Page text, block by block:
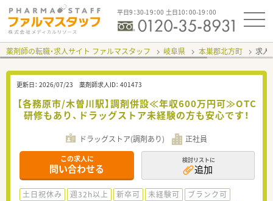
平日9：30-19：00 土日10：00-19：00
薬剤師の転職・求人サイト ファルマスタッフ 岐阜県 本巣郡北方町 求人
更新日： 2026/07/23 薬剤師求人ID： 401473
【各務原市/木曽川駅】調剤併設≪年収600万円可≫OTC
研修もあり、ドラッグストア未経験の方も安心です！
ドラッグストア(調剤あり) 正社員
この求人に
問い合わせる
検討リストに
追加
土日祝休み 週32h以上 新卒可 未経験可
ブランク可